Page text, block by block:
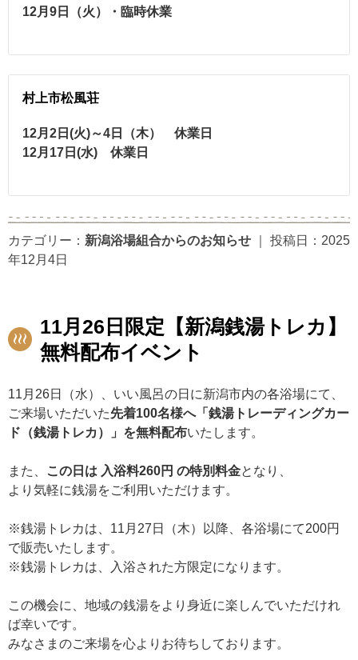
12月9日（火）・臨時休業
村上市松風荘
12月2日(火)～4日（木） 休業日
12月17日(水) 休業日
カテゴリー： 新潟浴場組合からのお知らせ
投稿日：2025
年12月4日
11月26日限定【新潟銭湯トレカ】
無料配布イベント
11月26日（水）、いい風呂の日に新潟市内の各浴場にて、
ご来場いただいた先着100名様へ「銭湯トレーディングカー
ド（銭湯トレカ）」を無料配布いたします。
また、 この日は 入浴料260円 の特別料金となり、
より気軽に銭湯をご利用いただけます。
※銭湯トレカは、11月27日（木）以降、各浴場にて200円
で販売いたします。
※銭湯トレカは、入浴された方限定になります。
この機会に、地域の銭湯をより身近に楽しんでいただけれ
ば幸いです。
みなさまのご来場を心よりお待ちしております。